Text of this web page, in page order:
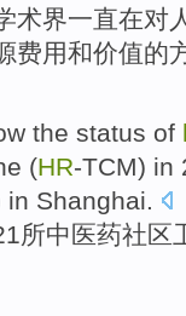
术界一直在对
费用和价值的
the status of
(HR-TCM) in
in Shanghai.
所中医药社区